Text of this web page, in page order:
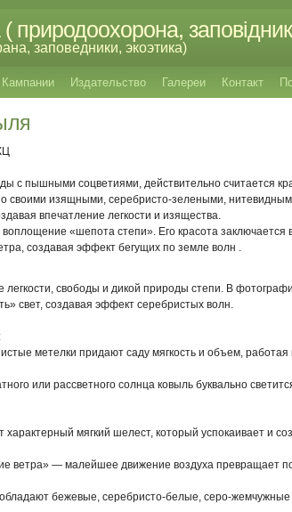
заповедники, экоэтика)
Кампании Издательство Галереи Контакт
с пышными соцветиями, действительно считается
своими изящными, серебристо-зелеными,
впечатление легкости и изящества.
«шепота степи». Его красота заключается
создавая эффект бегущих по земле волн .
свободы и дикой природы степи. В
свет, создавая эффект серебристых волн.
метелки придают саду мягкость и объем, работая
или рассветного солнца ковыль буквально
характерный мягкий шелест, который успокаивает и
ветра» — малейшее движение воздуха превращает
бежевые, серебристо-белые, серо-